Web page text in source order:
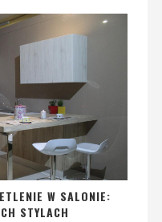
W SALONIE:
STYLACH